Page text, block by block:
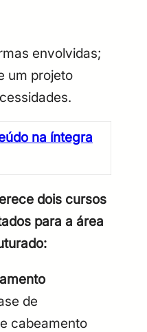
envolvidas;
um projeto
na íntegra
dois cursos
para a área
de
cabeamento